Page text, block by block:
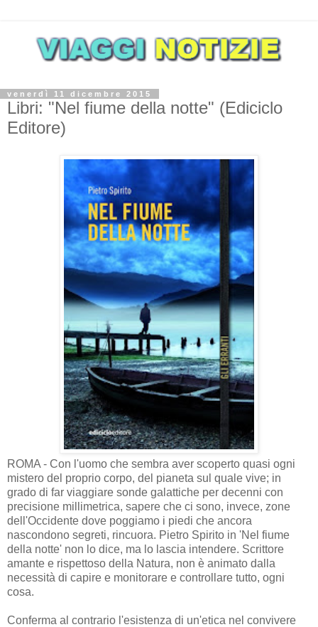
venerdì 11 dicembre 2015
Libri: "Nel fiume della notte" (Ediciclo
Editore)
ROMA - Con l'uomo che sembra aver scoperto quasi ogni
mistero del proprio corpo, del pianeta sul quale vive; in
grado di far viaggiare sonde galattiche per decenni con
precisione millimetrica, sapere che ci sono, invece, zone
dell'Occidente dove poggiamo i piedi che ancora
nascondono segreti, rincuora. Pietro Spirito in 'Nel fiume
della notte' non lo dice, ma lo lascia intendere. Scrittore
amante e rispettoso della Natura, non è animato dalla
necessità di capire e monitorare e controllare tutto, ogni
cosa.
Conferma al contrario l'esistenza di un'etica nel convivere